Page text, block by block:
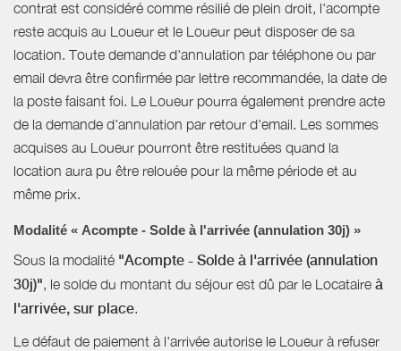
contrat est considéré comme résilié de plein droit, l'acompte
reste acquis au Loueur et le Loueur peut disposer de sa
location. Toute demande d'annulation par téléphone ou par
email devra être confirmée par lettre recommandée, la date de
la poste faisant foi. Le Loueur pourra également prendre acte
de la demande d'annulation par retour d'email. Les sommes
acquises au Loueur pourront être restituées quand la
location aura pu être relouée pour la même période et au
même prix.
Modalité « Acompte - Solde à l'arrivée (annulation 30j) »
Sous la modalité "Acompte - Solde à l'arrivée (annulation
30j)", le solde du montant du séjour est dû par le Locataire à
l'arrivée, sur place.
Le défaut de paiement à l'arrivée autorise le Loueur à refuser